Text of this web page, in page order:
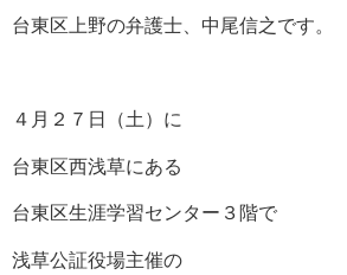
台東区上野の弁護士、中尾信之です。
４月２７日（土）に
台東区西浅草にある
台東区生涯学習センター３階で
浅草公証役場主催の